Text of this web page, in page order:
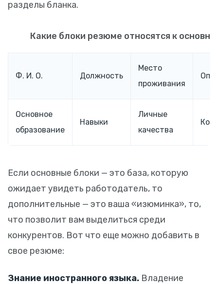
разделы бланка.
Какие блоки резюме относятся к
Ф. И. О. Должность
Место
проживания
Основное
образование
Навыки
Личные
качества
Если основные блоки — это база, которую
ожидает увидеть работодатель, то
дополнительные — это ваша «изюминка», то,
что позволит вам выделиться среди
конкурентов. Вот что еще можно добавить в
свое резюме:
Знание иностранного языка. Владение